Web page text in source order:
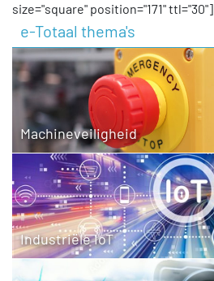
size="square" position="171" ttl="30"]
e-Totaal thema's
Machineveiligheid
Industriële IoT